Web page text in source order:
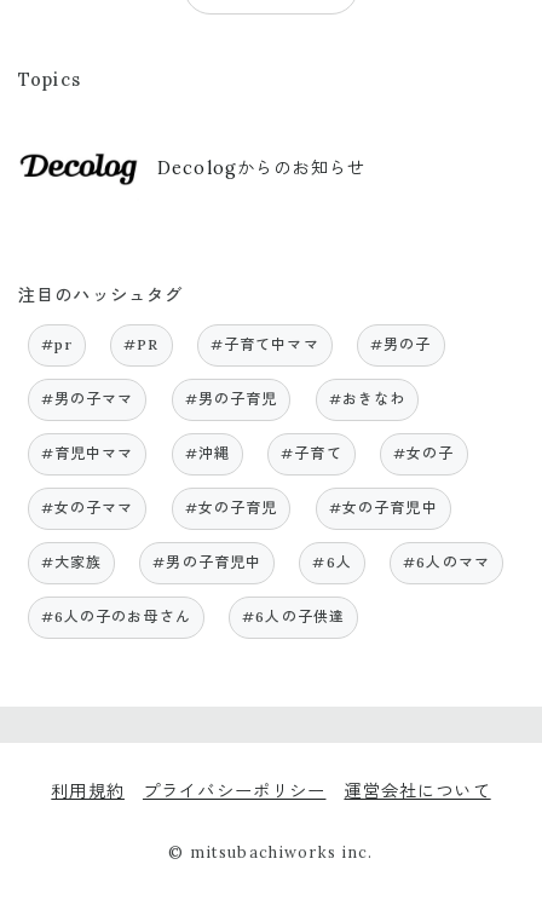
Topics
Decologからのお知らせ
注目のハッシュタグ
#pr #PR #子育て中ママ #男の子
#男の子ママ #男の子育児 #おきなわ
#育児中ママ #沖縄 #子育て #女の子
#女の子ママ #女の子育児 #女の子育児中
#大家族 #男の子育児中 #6人 #6人のママ
#6人の子のお母さん #6人の子供達
利用規約 プライバシーポリシー 運営会社について
© mitsubachiworks inc.